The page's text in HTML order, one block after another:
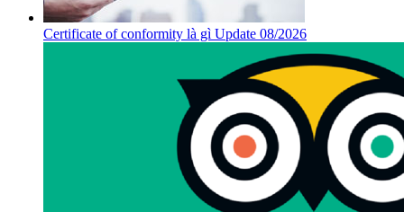
Certificate of conformity là gì Update 08/2026